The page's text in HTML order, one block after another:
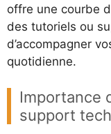
offre une courbe
des tutoriels ou
d’accompagner
quotidienne.
Importance
support